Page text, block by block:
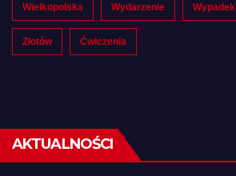
Wielkopolska Wydarzenie Wypadek
Złotów Ćwiczenia
AKTUALNOŚCI